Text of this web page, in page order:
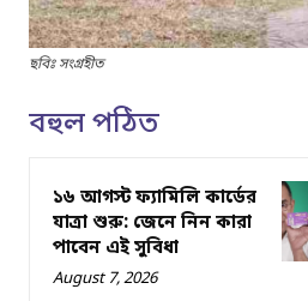
ছবিঃ সংগ্রহীত
বহুল পঠিত
১৬ আগস্ট ফ্যামিলি কার্ডের
যাত্রা শুরু: জেনে নিন কারা
পাবেন এই সুবিধা
August 7, 2026